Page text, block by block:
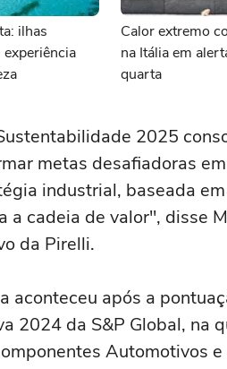
ilhas
Calor extremo
na Itália em
quarta
2025
metas desafiadoras
industrial, baseada
a cadeia de valor", disse
da Pirelli.
após a
2024 da S&P Global, na
Automotivos